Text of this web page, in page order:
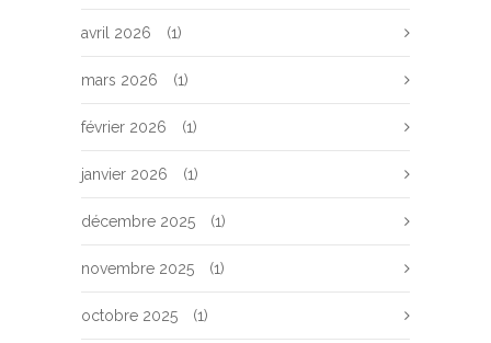
avril 2026 (1)
mars 2026 (1)
février 2026 (1)
janvier 2026 (1)
décembre 2025 (1)
novembre 2025 (1)
octobre 2025 (1)